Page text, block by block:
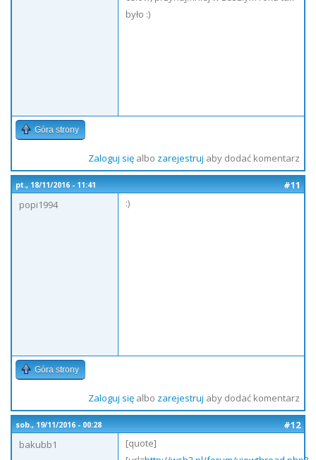
było :)
Góra strony
Zaloguj sięalbo zarejestruj aby dodać komentarz
pt., 18/11/2016 - 11:41
#11
popi1994
:)
Góra strony
Zaloguj sięalbo zarejestruj aby dodać komentarz
sob., 19/11/2016 - 00:28
#12
bakubb1
[quote]